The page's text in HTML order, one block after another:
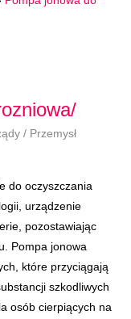
/ Przemysł
do oczyszczania
urządzenie
pozostawiając
Pompa jonowa
które przyciągają
szkodliwych
osób cierpiących na